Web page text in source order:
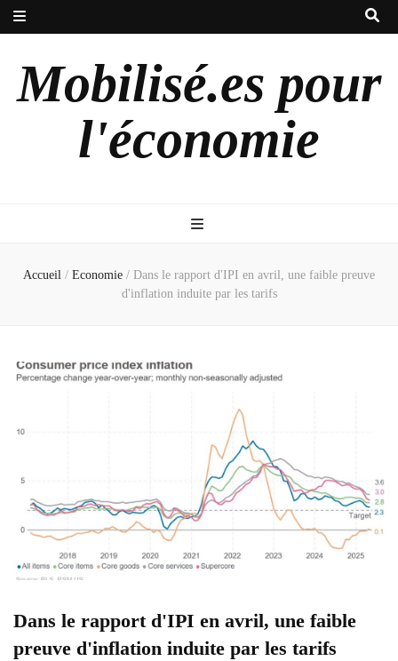
Mobilisé.es pour
l'économie
Accueil / Economie / Dans le rapport d'IPI en avril, une faible preuve
d'inflation induite par les tarifs
Dans le rapport d'IPI en avril, une faible
preuve d'inflation induite par les tarifs